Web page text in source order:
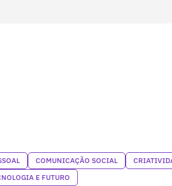
COMUNICAÇÃO SOCIAL
E FUTURO